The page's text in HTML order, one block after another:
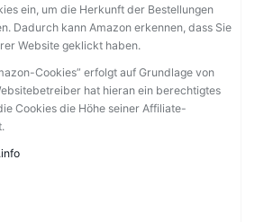
ein, um die Herkunft der Bestellungen
Dadurch kann Amazon erkennen, dass Sie
Website geklickt haben.
Cookies” erfolgt auf Grundlage von
hat hieran ein berechtigtes
Cookies die Höhe seiner Affiliate-